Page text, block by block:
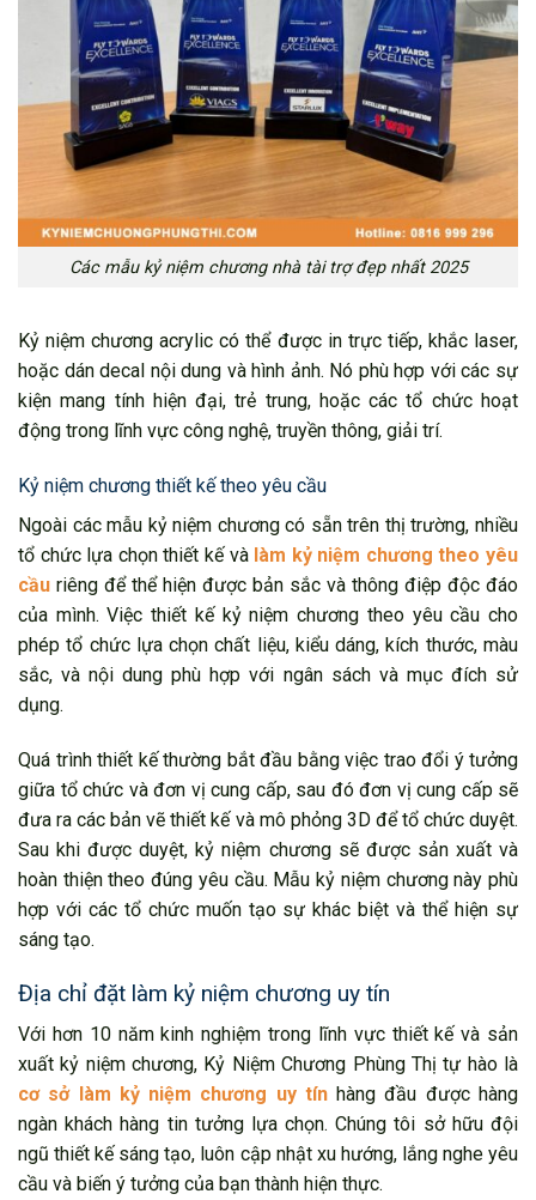
Các mẫu kỷ niệm chương nhà tài trợ đẹp nhất 2025
Kỷ niệm chương acrylic có thể được in trực tiếp, khắc laser,
hoặc dán decal nội dung và hình ảnh. Nó phù hợp với các sự
kiện mang tính hiện đại, trẻ trung, hoặc các tổ chức hoạt
động trong lĩnh vực công nghệ, truyền thông, giải trí.
Kỷ niệm chương thiết kế theo yêu cầu
Ngoài các mẫu kỷ niệm chương có sẵn trên thị trường, nhiều
tổ chức lựa chọn thiết kế và làm kỷ niệm chương theo yêu
cầu riêng để thể hiện được bản sắc và thông điệp độc đáo
của mình. Việc thiết kế kỷ niệm chương theo yêu cầu cho
phép tổ chức lựa chọn chất liệu, kiểu dáng, kích thước, màu
sắc, và nội dung phù hợp với ngân sách và mục đích sử
dụng.
Quá trình thiết kế thường bắt đầu bằng việc trao đổi ý tưởng
giữa tổ chức và đơn vị cung cấp, sau đó đơn vị cung cấp sẽ
đưa ra các bản vẽ thiết kế và mô phỏng 3D để tổ chức duyệt.
Sau khi được duyệt, kỷ niệm chương sẽ được sản xuất và
hoàn thiện theo đúng yêu cầu. Mẫu kỷ niệm chương này phù
hợp với các tổ chức muốn tạo sự khác biệt và thể hiện sự
sáng tạo.
Địa chỉ đặt làm kỷ niệm chương uy tín
Với hơn 10 năm kinh nghiệm trong lĩnh vực thiết kế và sản
xuất kỷ niệm chương, Kỷ Niệm Chương Phùng Thị tự hào là
cơ sở làm kỷ niệm chương uy tínhàng đầu được hàng
ngàn khách hàng tin tưởng lựa chọn. Chúng tôi sở hữu đội
ngũ thiết kế sáng tạo, luôn cập nhật xu hướng, lắng nghe yêu
cầu và biến ý tưởng của bạn thành hiện thực.